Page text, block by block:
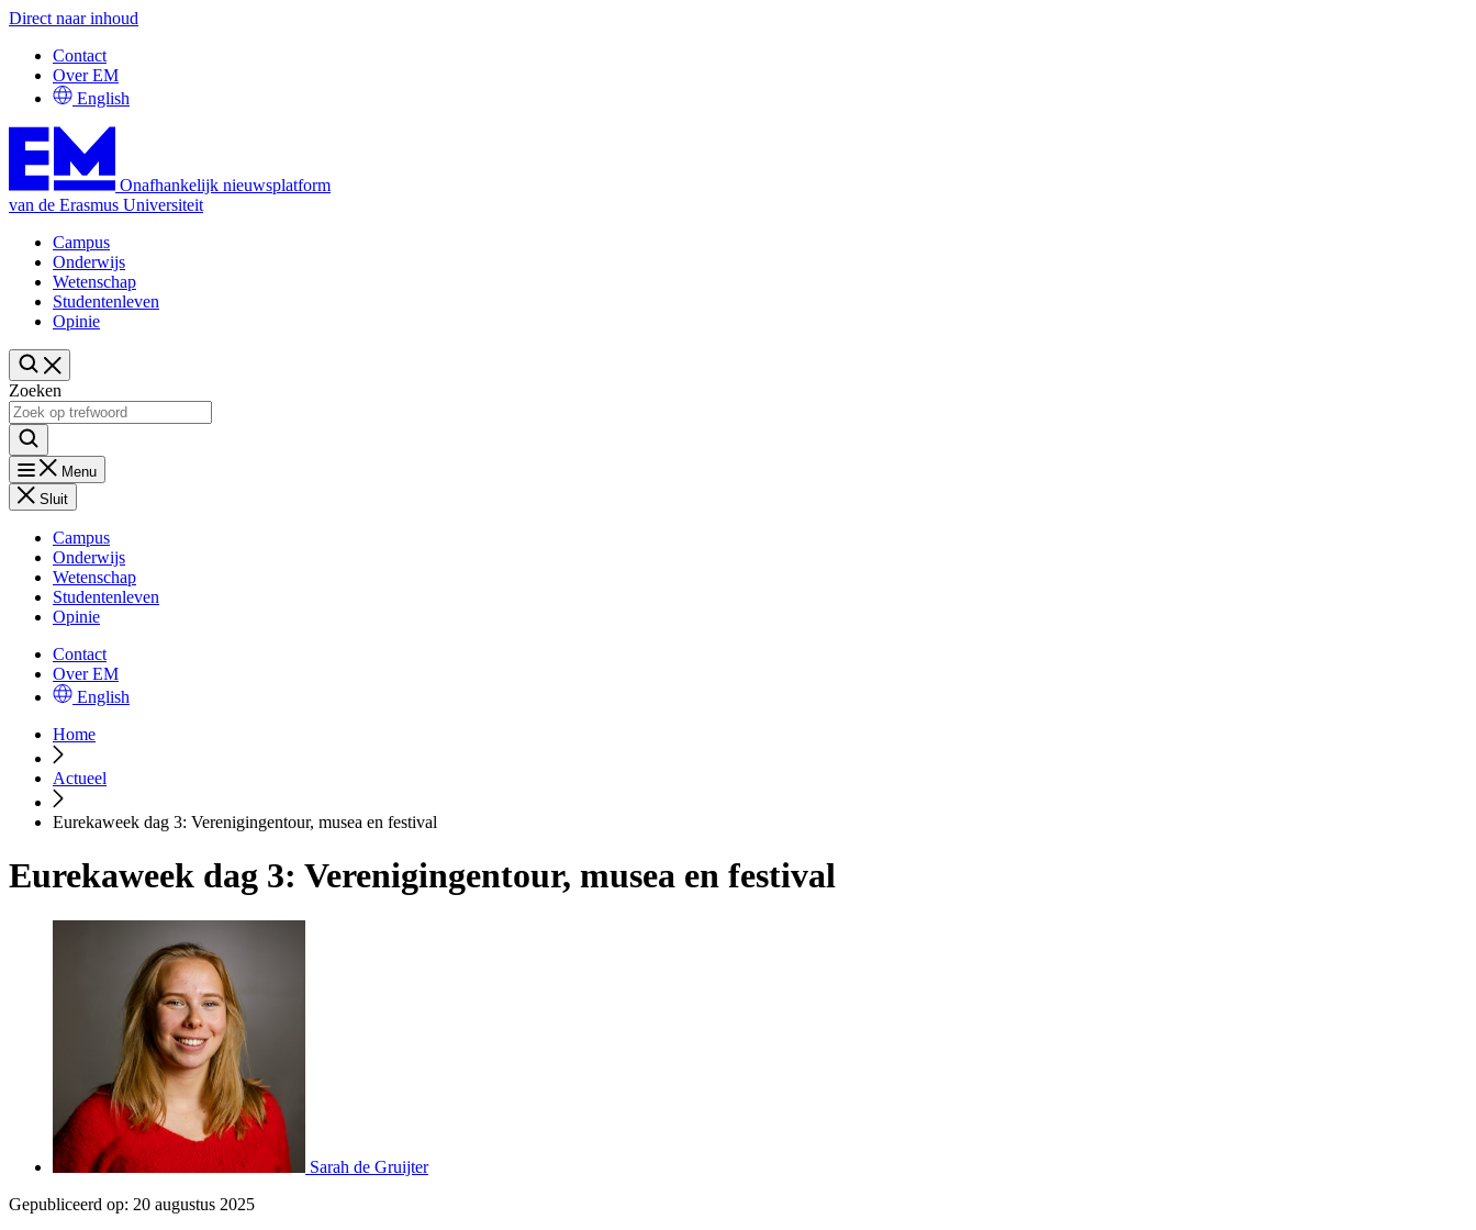
Direct naar inhoud
Contact
Over EM
English
Onafhankelijk nieuwsplatform
van de Erasmus Universiteit
Campus
Onderwijs
Wetenschap
Studentenleven
Opinie
Zoeken
Menu
Sluit
Campus
Onderwijs
Wetenschap
Studentenleven
Opinie
Contact
Over EM
English
Home
Actueel
Eurekaweek dag 3: Verenigingentour, musea en festival
Eurekaweek dag 3: Verenigingentour, musea en festival
Sarah de Gruijter
Gepubliceerd op: 20 augustus 2025